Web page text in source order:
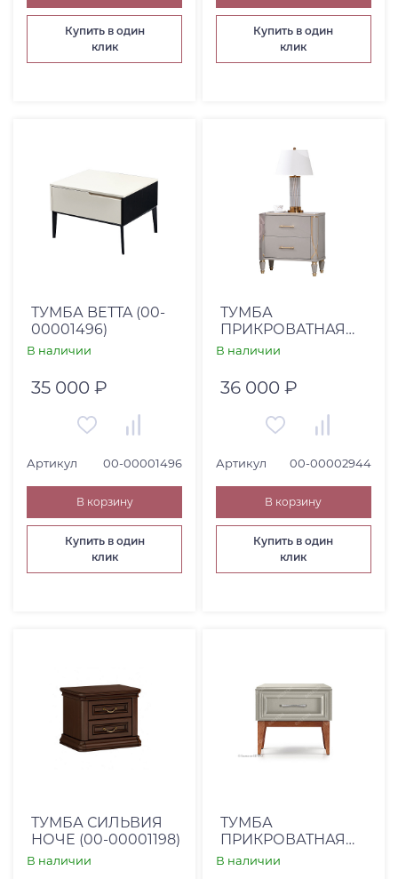
Купить в один
клик
Купить в один
клик
ТУМБА BETTA (00-
00001496)
В наличии
35 000 ₽
Артикул 00-00001496
В корзину
Купить в один
клик
ТУМБА
ПРИКРОВАТНАЯ
SUNA (00-
В наличии
36 000 ₽
Артикул 00-00002944
В корзину
Купить в один
клик
ТУМБА СИЛЬВИЯ
НОЧЕ (00-00001198)
В наличии
ТУМБА
ПРИКРОВАТНАЯ
ЭЛИЗА-ГР (00-
В наличии